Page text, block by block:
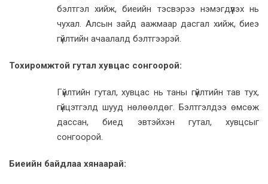
бэлтгэл хийж, биеийн тэсвэрээ нэмэгдүүлэх нь
чухал. Алсын зайд аажмаар дасгал хийж, биеэ
гүйлтийн ачаалалд бэлтгээрэй.
Тохиромжтой гутал хувцас сонгоорой:
Гүйлтийн гутал, хувцас нь таны гүйлтийн тав тух,
гүйцэтгэлд шууд нөлөөлдөг. Бэлтгэлдээ өмсөж
дассан, биед эвтэйхэн гутал, хувцсыг
сонгоорой.
Биеийн байдлаа хянаарай: